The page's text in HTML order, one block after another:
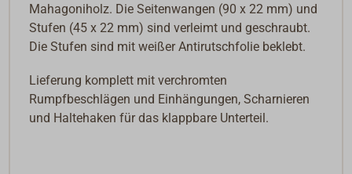
Mahagoniholz. Die Seitenwangen (90 x 22 mm) und
Stufen (45 x 22 mm) sind verleimt und geschraubt.
Die Stufen sind mit weißer Antirutschfolie beklebt.
Lieferung komplett mit verchromten
Rumpfbeschlägen und Einhängungen, Scharnieren
und Haltehaken für das klappbare Unterteil.